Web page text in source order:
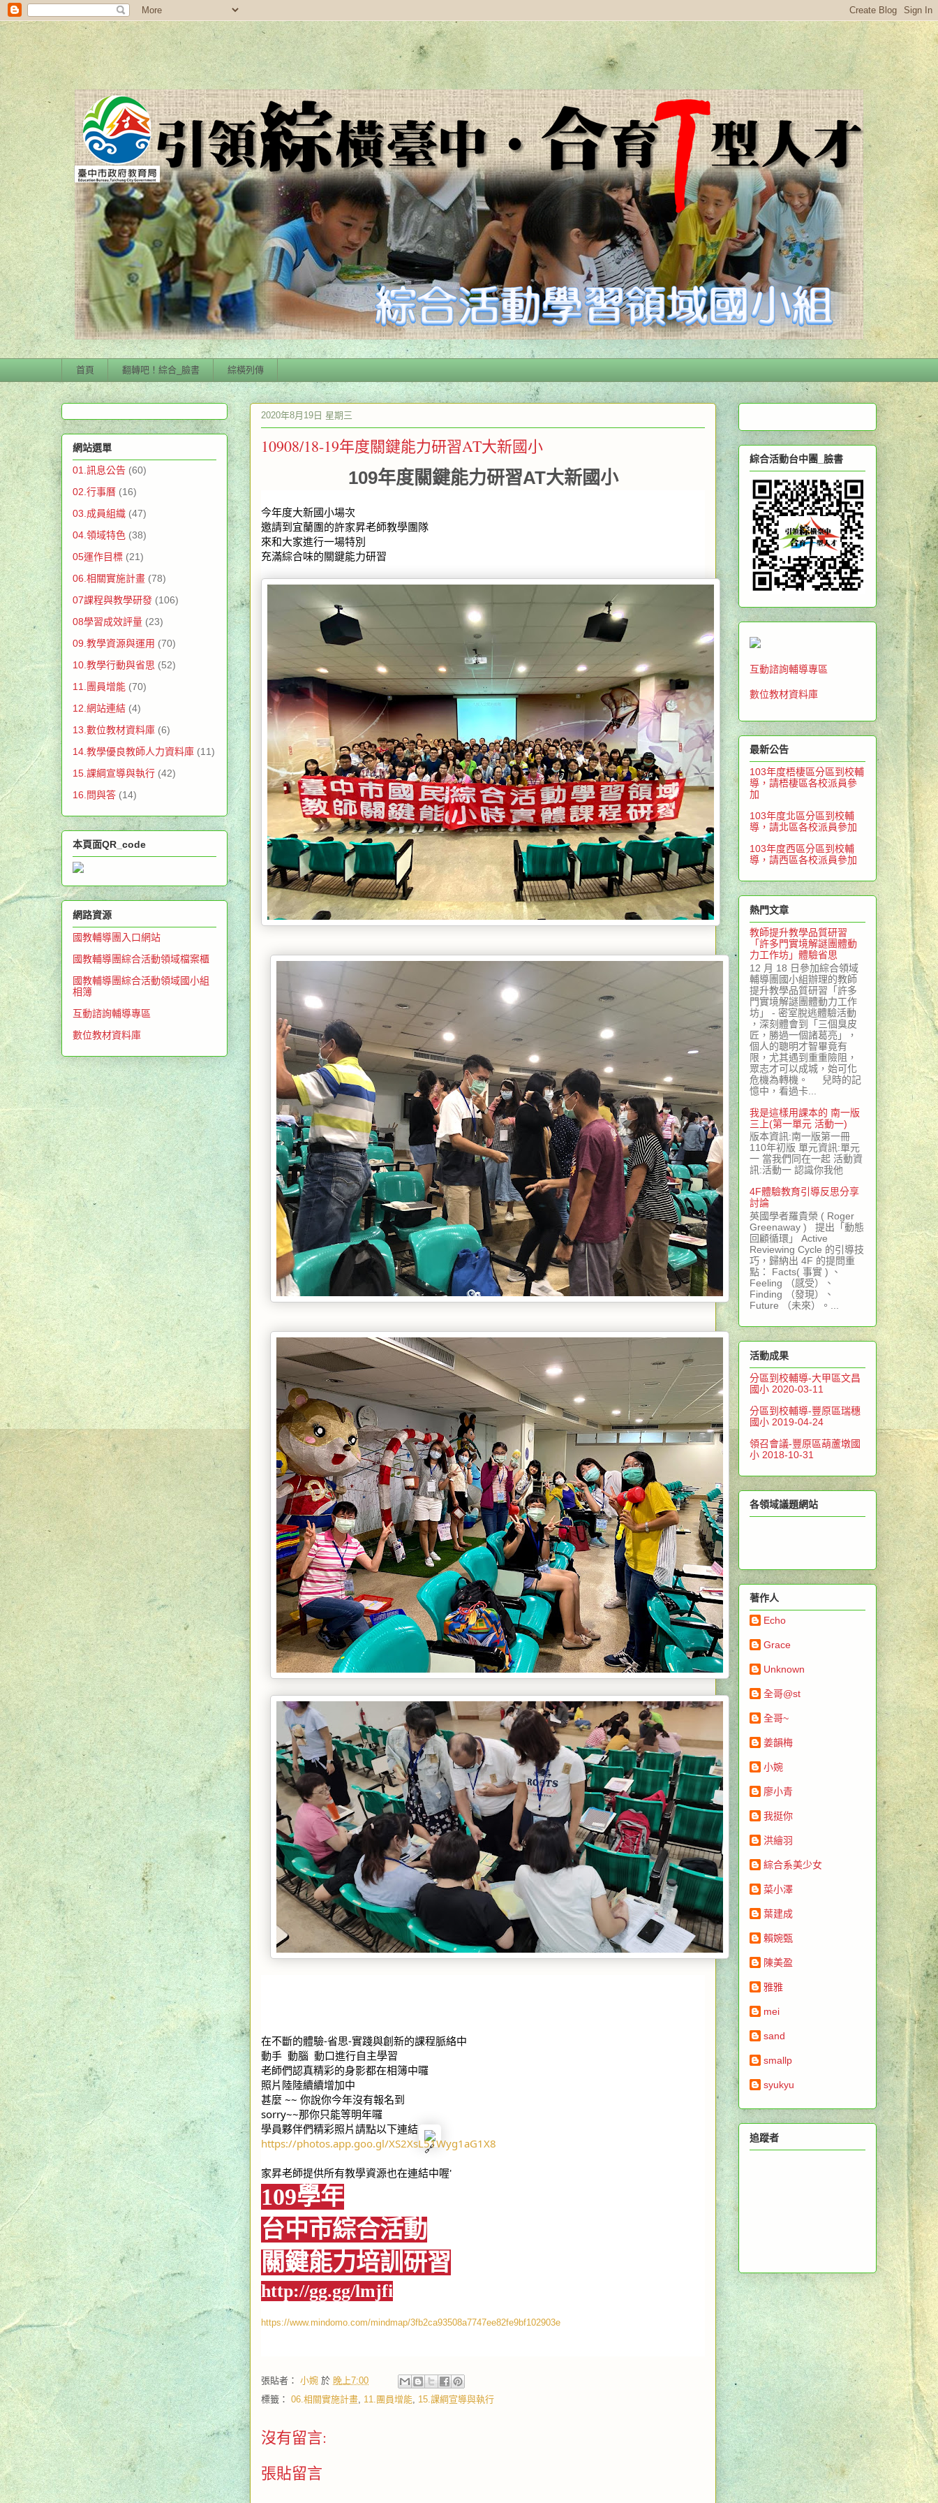
首頁 翻轉吧！綜合_臉書 綜橫列傳
2020年8月19日 星期三
10908/18-19年度關鍵能力研習AT大新國小
109年度關鍵能力研習AT大新國小
今年度大新國小場次
邀請到宜蘭團的許家昇老師教學團隊
來和大家進行一場特別
充滿綜合味的關鍵能力研習
在不斷的體驗-省思-實踐與創新的課程脈絡中
動手  動腦  動口進行自主學習
老師們認真精彩的身影都在相簿中囉
照片陸陸續續增加中
甚麼 ~~ 你說你今年沒有報名到
sorry~~那你只能等明年囉
學員夥伴們精彩照片請點以下連結
https://photos.app.goo.gl/XS2XsL51Wyg1aG1X8
家昇老師提供所有教學資源也在連結中喔'
109學年
台中市綜合活動
關鍵能力培訓研習
http://gg.gg/lmjfi
https://www.mindomo.com/mindmap/3fb2ca93508a7747ee82fe9bf102903e
張貼者： 小婉 於 晚上7:00
標籤： 06.相關實施計畫 11.團員增能 15.課綱宣導與執行
沒有留言:
張貼留言
網站選單
01.訊息公告 (60)
02.行事曆 (16)
03.成員組織 (47)
04.領域特色 (38)
05運作目標 (21)
06.相關實施計畫 (78)
07課程與教學研發 (106)
08學習成效評量 (23)
09.教學資源與運用 (70)
10.教學行動與省思 (52)
11.團員增能 (70)
12.網站連結 (4)
13.數位教材資料庫 (6)
14.教學優良教師人力資料庫 (11)
15.課綱宣導與執行 (42)
16.問與答 (14)
本頁面QR_code
網路資源
國教輔導團入口網站
國教輔導團綜合活動領域檔案櫃
國教輔導團綜合活動領域國小組
相簿
互動諮詢輔導專區
數位教材資料庫
綜合活動台中團_臉書
互動諮詢輔導專區
數位教材資料庫
最新公告
103年度梧棲區分區到校輔
導，請梧棲區各校派員參
加
103年度北區分區到校輔
導，請北區各校派員參加
103年度西區分區到校輔
導，請西區各校派員參加
熱門文章
教師提升教學品質研習
「許多門實境解謎團體動
力工作坊」體驗省思
12 月 18 日參加綜合領域
輔導團國小組辦理的教師
提升教學品質研習「許多
門實境解謎團體動力工作
坊」 - 密室脫逃體驗活動
，深刻體會到「三個臭皮
匠，勝過一個諸葛亮」，
個人的聰明才智畢竟有
限，尤其遇到重重險阻，
眾志才可以成城，始可化
危機為轉機。 兒時的記
憶中，看過卡...
我是這樣用課本的 南一版
三上(第一單元 活動一)
版本資訊:南一版第一冊
110年初版 單元資訊:單元
一 當我們同在一起 活動資
訊:活動一 認識你我他
4F體驗教育引導反思分享
討論
英國學者羅貴榮 ( Roger
Greenaway ) 提出「動態
回顧循環」 Active
Reviewing Cycle 的引導技
巧，歸納出 4F 的提問重
點： Facts( 事實 ) 、
Feeling （感受）、
Finding （發現）、
Future （未來）。...
活動成果
分區到校輔導-大甲區文昌
國小 2020-03-11
分區到校輔導-豐原區瑞穗
國小 2019-04-24
領召會議-豐原區葫蘆墩國
小 2018-10-31
各領域議題網站
著作人
Echo
Grace
Unknown
全哥@st
全哥~
姜韻梅
小婉
廖小青
我挺你
洪繪羽
綜合系美少女
菜小澤
葉建成
賴婉甄
陳美盈
雅雅
mei
sand
smallp
syukyu
追蹤者